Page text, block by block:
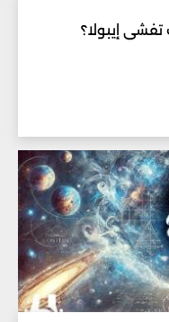
إيبولا؟